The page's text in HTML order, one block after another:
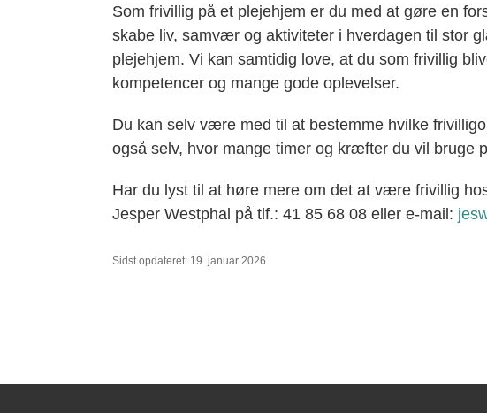
Som frivillig på et plejehjem er du med at gøre en
skabe liv, samvær og aktiviteter i hverdagen til stor
plejehjem. Vi kan samtidig love, at du som frivillig
kompetencer og mange gode oplevelser.
Du kan selv være med til at bestemme hvilke
også selv, hvor mange timer og kræfter du vil bruge
Har du lyst til at høre mere om det at være frivillig
Jesper Westphal på tlf.: 41 85 68 08 eller e-mail:
Sidst opdateret: 19. januar 2026